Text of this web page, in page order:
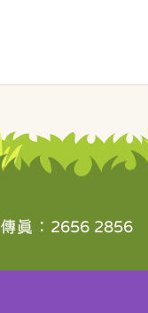
傳真：2656 2856